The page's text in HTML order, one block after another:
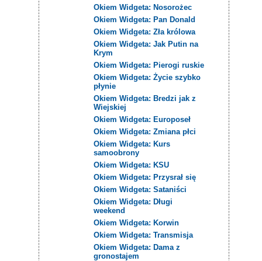
Okiem Widgeta: Nosorożec
Okiem Widgeta: Pan Donald
Okiem Widgeta: Zła królowa
Okiem Widgeta: Jak Putin na
Krym
Okiem Widgeta: Pierogi ruskie
Okiem Widgeta: Życie szybko
płynie
Okiem Widgeta: Bredzi jak z
Wiejskiej
Okiem Widgeta: Europoseł
Okiem Widgeta: Zmiana płci
Okiem Widgeta: Kurs
samoobrony
Okiem Widgeta: KSU
Okiem Widgeta: Przysrał się
Okiem Widgeta: Sataniści
Okiem Widgeta: Długi
weekend
Okiem Widgeta: Korwin
Okiem Widgeta: Transmisja
Okiem Widgeta: Dama z
gronostajem